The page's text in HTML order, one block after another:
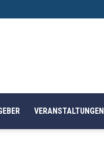
VERANSTALTUNGEN